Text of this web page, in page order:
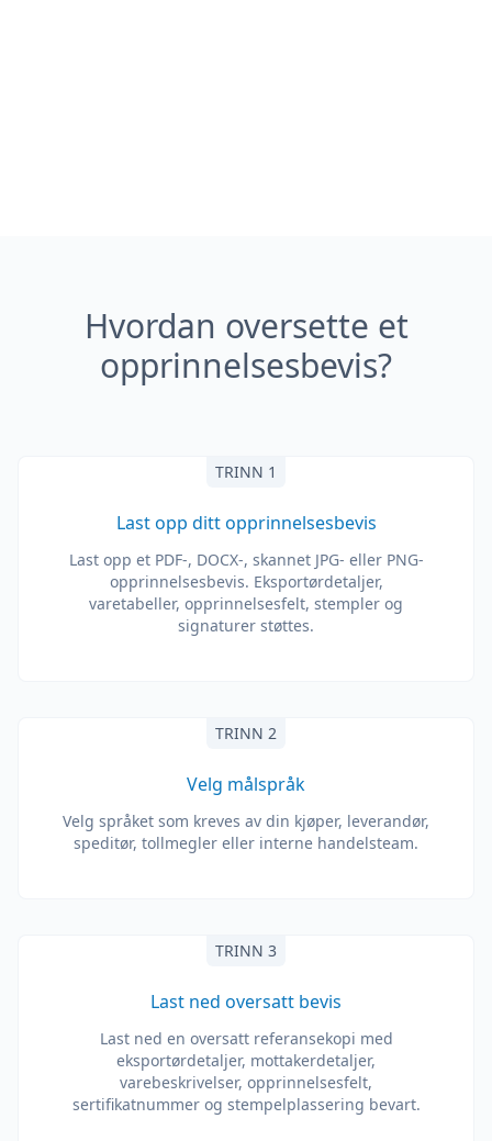
Hvordan oversette et
opprinnelsesbevis?
TRINN 1
Last opp ditt opprinnelsesbevis
Last opp et PDF-, DOCX-, skannet JPG- eller PNG-
opprinnelsesbevis. Eksportørdetaljer,
varetabeller, opprinnelsesfelt, stempler og
signaturer støttes.
TRINN 2
Velg målspråk
Velg språket som kreves av din kjøper, leverandør,
speditør, tollmegler eller interne handelsteam.
TRINN 3
Last ned oversatt bevis
Last ned en oversatt referansekopi med
eksportørdetaljer, mottakerdetaljer,
varebeskrivelser, opprinnelsesfelt,
sertifikatnummer og stempelplassering bevart.